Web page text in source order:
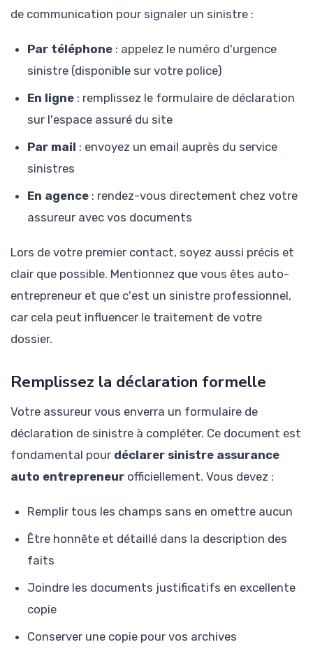
de communication pour signaler un sinistre :
Par téléphone : appelez le numéro d'urgence
sinistre (disponible sur votre police)
En ligne : remplissez le formulaire de déclaration
sur l'espace assuré du site
Par mail : envoyez un email auprès du service
sinistres
En agence : rendez-vous directement chez votre
assureur avec vos documents
Lors de votre premier contact, soyez aussi précis et
clair que possible. Mentionnez que vous êtes auto-
entrepreneur et que c'est un sinistre professionnel,
car cela peut influencer le traitement de votre
dossier.
Remplissez la déclaration formelle
Votre assureur vous enverra un formulaire de
déclaration de sinistre à compléter. Ce document est
fondamental pour déclarer sinistre assurance
auto entrepreneur officiellement. Vous devez :
Remplir tous les champs sans en omettre aucun
Être honnête et détaillé dans la description des
faits
Joindre les documents justificatifs en excellente
copie
Conserver une copie pour vos archives